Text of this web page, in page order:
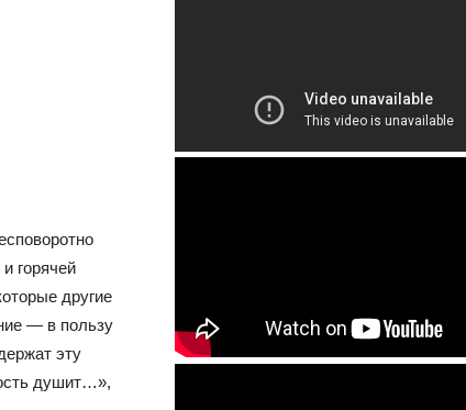
горячей
другие
— в пользу
эту
душит…»,